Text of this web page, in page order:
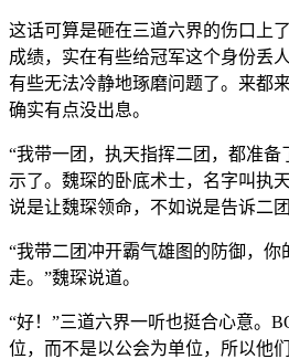
这话可算是砸在三道六界的伤口上
成绩，实在有些给冠军这个身份丢
有些无法冷静地琢磨问题了。来都
确实有点没出息。
“我带一团，执天指挥二团，都准备
示了。魏琛的卧底术士，名字叫执
说是让魏琛领命，不如说是告诉二
“我带二团冲开霸气雄图的防御，你
走。”魏琛说道。
“好！”三道六界一听也挺合心意。
位，而不是以公会为单位，所以他